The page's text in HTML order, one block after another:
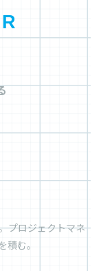
プロジェクトマネ
む。